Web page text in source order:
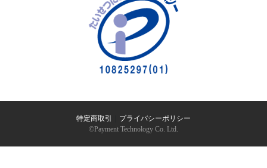
特定商取引
プライバシーポリシー
©︎Payment Technology Co. Ltd.